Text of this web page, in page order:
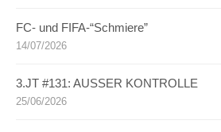
FC- und FIFA-“Schmiere”
14/07/2026
3.JT #131: AUSSER KONTROLLE
25/06/2026